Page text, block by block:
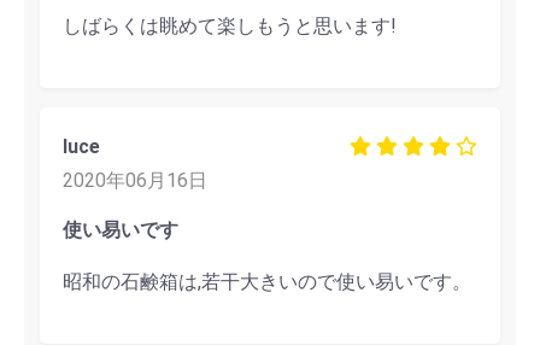
しばらくは眺めて楽しもうと思います!
luce
2020年06月16日
使い易いです
昭和の石鹸箱は,若干大きいので使い易いです。